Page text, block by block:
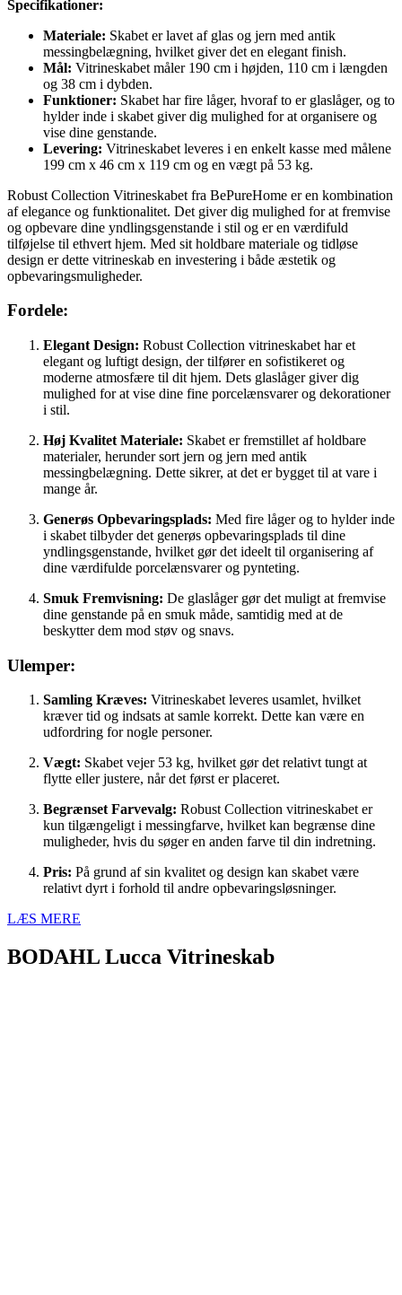
Specifikationer:
Materiale: Skabet er lavet af glas og jern med antik
messingbelægning, hvilket giver det en elegant finish.
Mål: Vitrineskabet måler 190 cm i højden, 110 cm i længden
og 38 cm i dybden.
Funktioner: Skabet har fire låger, hvoraf to er glaslåger, og to
hylder inde i skabet giver dig mulighed for at organisere og
vise dine genstande.
Levering: Vitrineskabet leveres i en enkelt kasse med målene
199 cm x 46 cm x 119 cm og en vægt på 53 kg.
Robust Collection Vitrineskabet fra BePureHome er en kombination
af elegance og funktionalitet. Det giver dig mulighed for at fremvise
og opbevare dine yndlingsgenstande i stil og er en værdifuld
tilføjelse til ethvert hjem. Med sit holdbare materiale og tidløse
design er dette vitrineskab en investering i både æstetik og
opbevaringsmuligheder.
Fordele:
Elegant Design: Robust Collection vitrineskabet har et
elegant og luftigt design, der tilfører en sofistikeret og
moderne atmosfære til dit hjem. Dets glaslåger giver dig
mulighed for at vise dine fine porcelænsvarer og dekorationer
i stil.
Høj Kvalitet Materiale: Skabet er fremstillet af holdbare
materialer, herunder sort jern og jern med antik
messingbelægning. Dette sikrer, at det er bygget til at vare i
mange år.
Generøs Opbevaringsplads: Med fire låger og to hylder inde
i skabet tilbyder det generøs opbevaringsplads til dine
yndlingsgenstande, hvilket gør det ideelt til organisering af
dine værdifulde porcelænsvarer og pynteting.
Smuk Fremvisning: De glaslåger gør det muligt at fremvise
dine genstande på en smuk måde, samtidig med at de
beskytter dem mod støv og snavs.
Ulemper:
Samling Kræves: Vitrineskabet leveres usamlet, hvilket
kræver tid og indsats at samle korrekt. Dette kan være en
udfordring for nogle personer.
Vægt: Skabet vejer 53 kg, hvilket gør det relativt tungt at
flytte eller justere, når det først er placeret.
Begrænset Farvevalg: Robust Collection vitrineskabet er
kun tilgængeligt i messingfarve, hvilket kan begrænse dine
muligheder, hvis du søger en anden farve til din indretning.
Pris: På grund af sin kvalitet og design kan skabet være
relativt dyrt i forhold til andre opbevaringsløsninger.
LÆS MERE
BODAHL Lucca Vitrineskab